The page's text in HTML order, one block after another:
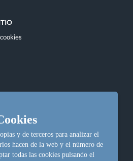
y de terceros para analizar el
hacen de la web y el número de
todas las cookies pulsando el